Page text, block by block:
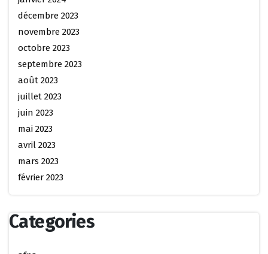
décembre 2023
novembre 2023
octobre 2023
septembre 2023
août 2023
juillet 2023
juin 2023
mai 2023
avril 2023
mars 2023
février 2023
Categories